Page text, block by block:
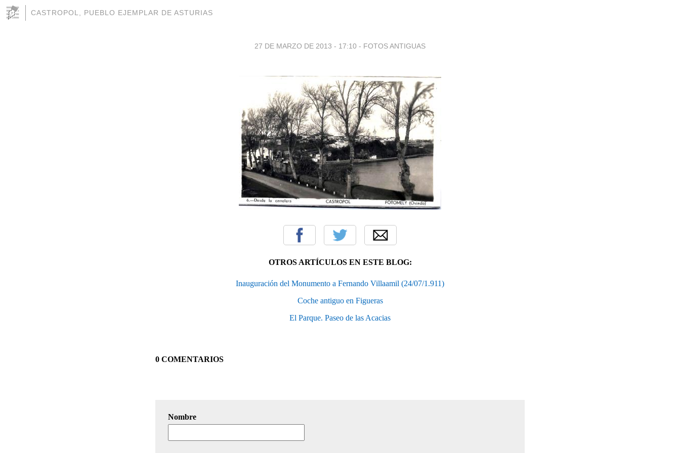
CASTROPOL, PUEBLO EJEMPLAR DE ASTURIAS
27 DE MARZO DE 2013 - 17:10 - FOTOS ANTIGUAS
OTROS ARTÍCULOS EN ESTE BLOG:
Inauguración del Monumento a Fernando Villaamil (24/07/1.911)
Coche antiguo en Figueras
El Parque. Paseo de las Acacias
0 COMENTARIOS
Nombre